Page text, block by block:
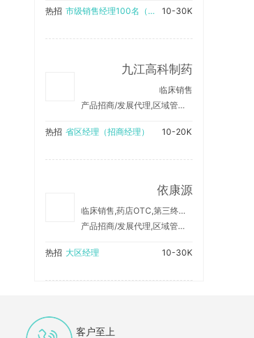
热招 市级销售经理100名（在当地工作，可兼职） 10-30K
九江高科制药
临床销售
产品招商/发展代理,区域管理/销售支持,纯销上量/销售产品
热招 省区经理（招商经理） 10-20K
依康源
临床销售,药店OTC,第三终端,院外
产品招商/发展代理,区域管理/销售支持,纯销上量/销售产品
热招 大区经理 10-30K
客户至上